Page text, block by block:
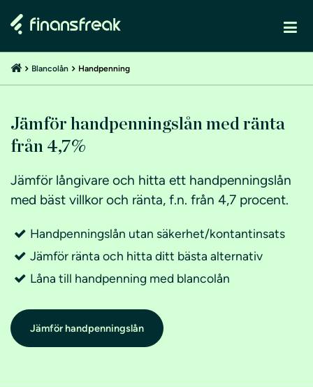
Blancolån Handpenning
Jämför handpenningslån med ränta
från 4,7%
Jämför långivare och hitta ett handpenningslån
med bäst villkor och ränta, f.n. från 4,7 procent.
Handpenningslån utan säkerhet/kontantinsats
Jämför ränta och hitta ditt bästa alternativ
Låna till handpenning med blancolån
Jämför handpenningslån